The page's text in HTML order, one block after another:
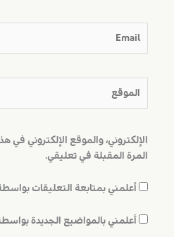
الإلكتروني، والموقع الإلكتروني
المرة المقبلة في تعليقي.
أعلمني بمتابعة التعليقات بواسطة
أعلمني بالمواضيع الجديدة بواسطة